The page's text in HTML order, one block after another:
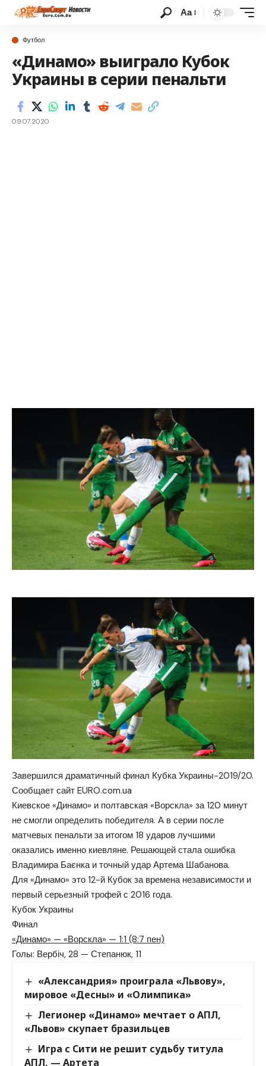
Аа
Футбол
«Динамо» выиграло Кубок
Украины в серии пенальти
09.07.2020
Завершился драматичный финал Кубка Украины-2019/20.
Сообщает сайт EURO.com.ua
Киевское «Динамо» и полтавская «Ворскла» за 120 минут
не смогли определить победителя. А в серии после
матчевых пенальти за итогом 18 ударов лучшими
оказались именно киевляне. Решающей стала ошибка
Владимира Баєнка и точный удар Артема Шабанова.
Для «Динамо» это 12-й Кубок за времена независимости и
первый серьезный трофей с 2016 года.
Кубок Украины
Финал
«Динамо» — «Ворскла» — 1:1 (8:7 пен)
Голы: Вербіч, 28 — Степанюк, 11
«Александрия» проиграла «Львову»,
мировое «Десны» и «Олимпика»
Легионер «Динамо» мечтает о АПЛ,
«Львов» скупает бразильцев
Игра с Сити не решит судьбу титула
АПЛ, — Артета